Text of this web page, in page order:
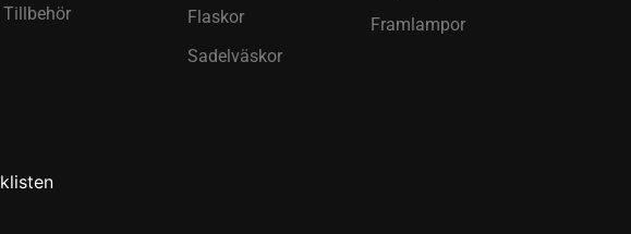
Tillbehör
Flaskor
Sadelväskor
Framlampor